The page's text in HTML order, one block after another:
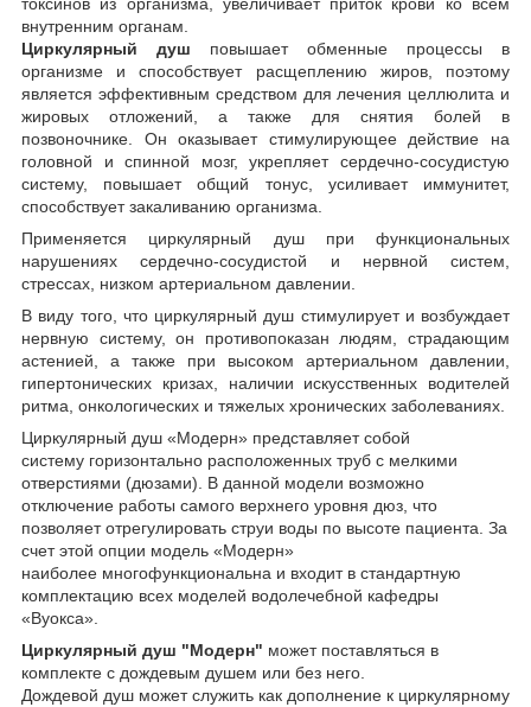
внутренним органам.
Циркулярный душ повышает обменные процессы в
организме и способствует расщеплению жиров, поэтому
является эффективным средством для лечения целлюлита и
жировых отложений, а также для снятия болей в
позвоночнике. Он оказывает стимулирующее действие на
головной и спинной мозг, укрепляет сердечно-сосудистую
систему, повышает общий тонус, усиливает иммунитет,
способствует закаливанию организма.
Применяется циркулярный душ при функциональных
нарушениях сердечно-сосудистой и нервной систем,
стрессах, низком артериальном давлении.
В виду того, что циркулярный душ стимулирует и возбуждает
нервную систему, он противопоказан людям, страдающим
астенией, а также при высоком артериальном давлении,
гипертонических кризах, наличии искусственных водителей
ритма, онкологических и тяжелых хронических заболеваниях.
Циркулярный душ «Модерн» представляет собой
систему горизонтально расположенных труб с мелкими
отверстиями (дюзами). В данной модели возможно
отключение работы самого верхнего уровня дюз, что
позволяет отрегулировать струи воды по высоте пациента. За
счет этой опции модель «Модерн»
наиболее многофункциональна и входит в стандартную
комплектацию всех моделей водолечебной кафедры
«Вуокса».
Циркулярный душ "Модерн" может поставляться в
комплекте с дождевым душем или без него.
Дождевой душ может служить как дополнение к циркулярному